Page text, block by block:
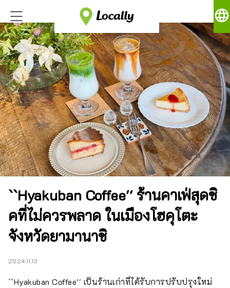
language
``Hyakuban Coffee'' ร้านคาเฟ่สุดชิ
คที่ไม่ควรพลาด ในเมืองโฮคุโตะ
จังหวัดยามานาชิ
2024.11.13
``Hyakuban Coffee'' เป็นร้านเก่าที่ได้รับการปรับปรุงใหม่